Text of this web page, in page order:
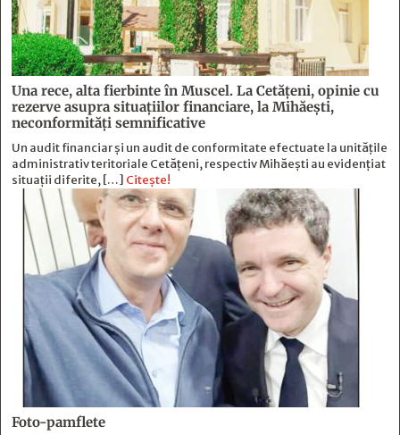
Una rece, alta fierbinte în Muscel. La Cetăţeni, opinie cu
rezerve asupra situaţiilor financiare, la Mihăeşti,
neconformităţi semnificative
Un audit financiar și un audit de conformitate efectuate la unitățile
administrativ teritoriale Cetățeni, respectiv Mihăești au evidențiat
situații diferite, […] Citește!
Foto-pamflete